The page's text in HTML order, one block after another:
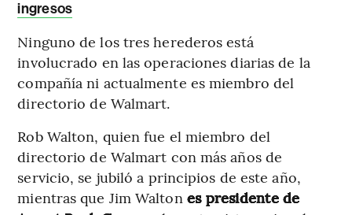
ingresos
Ninguno de los tres herederos está
involucrado en las operaciones diarias de la
compañía ni actualmente es miembro del
directorio de Walmart.
Rob Walton, quien fue el miembro del
directorio de Walmart con más años de
servicio, se jubiló a principios de este año,
mientras que Jim Walton es presidente de